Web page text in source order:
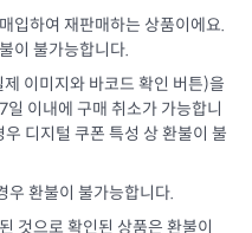
입하여 재판매하는 상품이에요.
이 불가능합니다.
이미지와 바코드 확인 버튼)을
이내에 구매 취소가 가능합니
디지털 쿠폰 특성 상 환불이 불
우 환불이 불가능합니다.
것으로 확인된 상품은 환불이